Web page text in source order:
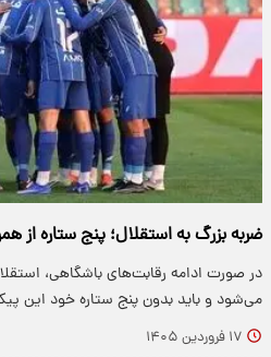
ضربه بزرگ به استقلال؛ پنج ستاره از
در صورت ادامه رقابت‌های باشگاهی،
می‌شود و باید بدون پنج ستاره خود این
۱۷ فروردین ۱۴۰۵